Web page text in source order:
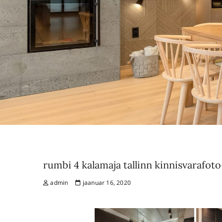
rumbi 4 kalamaja tallinn
admin jaanuar 16, 2020